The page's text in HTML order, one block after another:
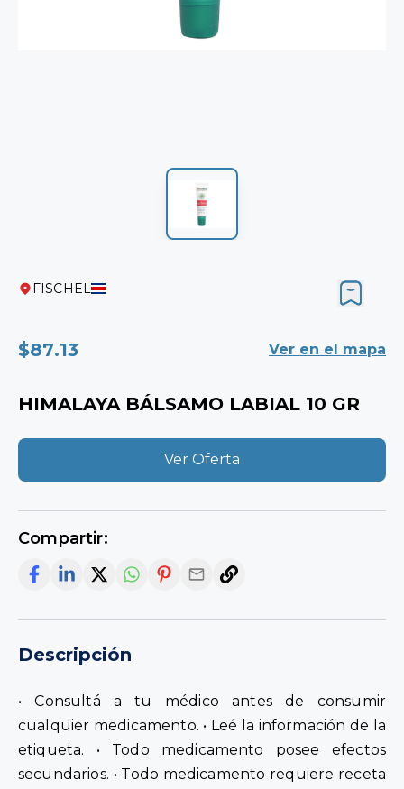
FISCHEL
$87.13 Ver en el mapa
HIMALAYA BÁLSAMO LABIAL 10 GR
Ver Oferta
Compartir:
Descripción
• Consultá a tu médico antes de consumir
cualquier medicamento. • Leé la información de la
etiqueta. • Todo medicamento posee efectos
secundarios. • Todo medicamento requiere receta